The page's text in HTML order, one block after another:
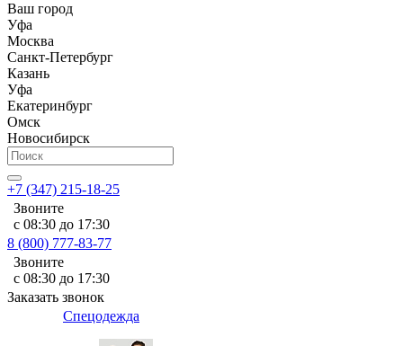
Ваш город
Уфа
Москва
Санкт-Петербург
Казань
Уфа
Екатеринбург
Омск
Новосибирск
+7 (347) 215-18-25
Звоните
с 08:30 до 17:30
8 (800) 777-83-77
Звоните
с 08:30 до 17:30
Заказать звонок
Спецодежда